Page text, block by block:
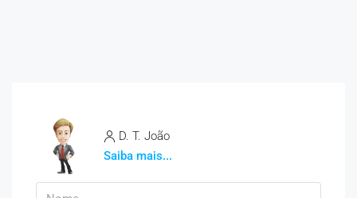
D. T. João
Saiba mais...